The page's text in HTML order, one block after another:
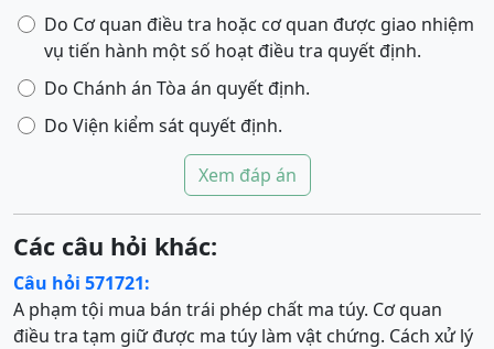
Do Cơ quan điều tra hoặc cơ quan được giao nhiệm
vụ tiến hành một số hoạt điều tra quyết định.
Do Chánh án Tòa án quyết định.
Do Viện kiểm sát quyết định.
Xem đáp án
Các câu hỏi khác:
Câu hỏi 571721:
A phạm tội mua bán trái phép chất ma túy. Cơ quan
điều tra tạm giữ được ma túy làm vật chứng. Cách xử lý